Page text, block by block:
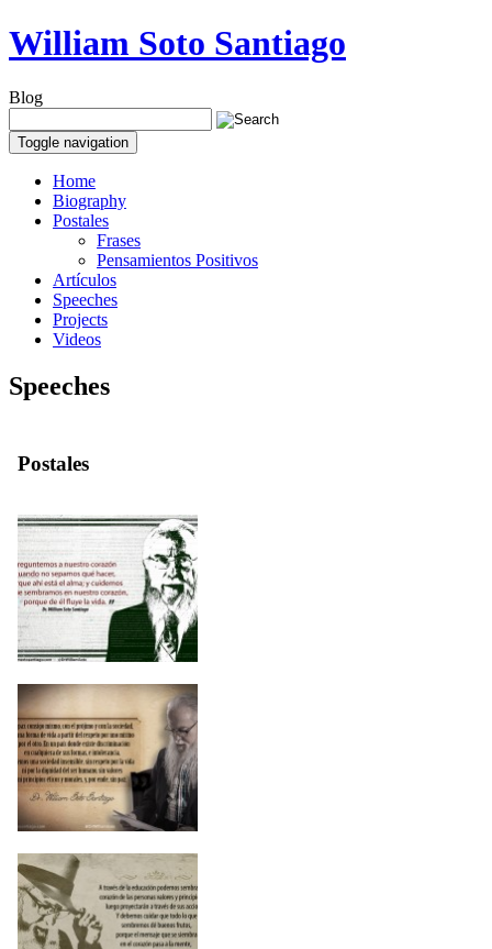
William Soto Santiago
Blog
Toggle navigation
Home
Biography
Postales
Frases
Pensamientos Positivos
Artículos
Speeches
Projects
Videos
Speeches
Postales